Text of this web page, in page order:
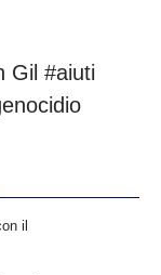
Gil #aiuti
il